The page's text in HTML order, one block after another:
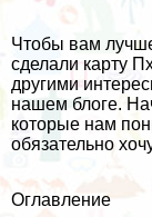
Чтобы вам
сделали карту
другими
нашем блоге.
которые нам
обязательно
Оглавление